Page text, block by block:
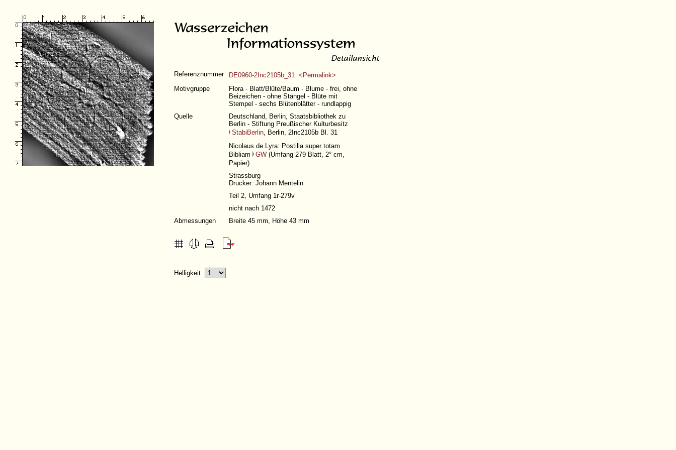
Referenznummer
DE0960-2Inc2105b_31 <Permalink>
Motivgruppe
Flora - Blatt/Blüte/Baum - Blume - frei, ohne
Beizeichen - ohne Stängel - Blüte mit
Stempel - sechs Blütenblätter - rundlappig
Quelle
Deutschland, Berlin, Staatsbibliothek zu
Berlin - Stiftung Preußischer Kulturbesitz
StabiBerlin, Berlin, 2Inc2105b Bl. 31
Nicolaus de Lyra: Postilla super totam
Bibliam
GW (Umfang 279 Blatt, 2° cm,
Papier)
Strassburg
Drucker: Johann Mentelin
Teil 2, Umfang 1r-279v
nicht nach 1472
Abmessungen
Breite 45 mm, Höhe 43 mm
Helligkeit